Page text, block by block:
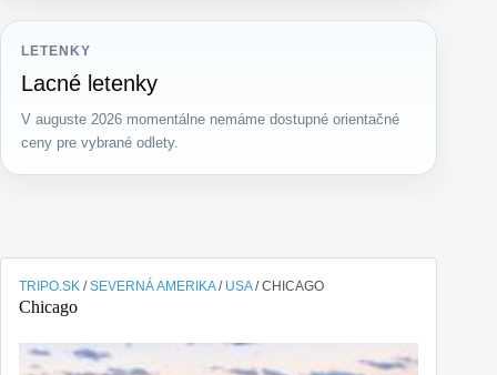
TRIPO.SK /SEVERNÁ AMERIKA/ USA/CHICAGO
Chicago
LETENKY
Lacné letenky
V auguste 2026 momentálne nemáme dostupné orientačné
ceny pre vybrané odlety.